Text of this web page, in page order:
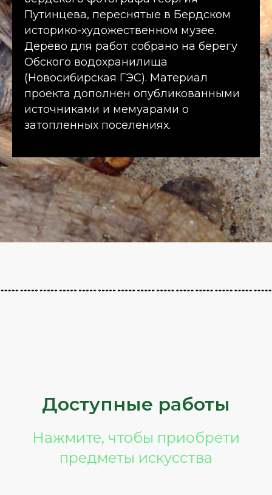
Путинцева, переснятые в Бердском
историко-художественном музее.
Дерево для работ собрано на берегу
Обского водохранилища
(Новосибирская ГЭС). Материал
проекта дополнен опубликованными
источниками и мемуарами о
затопленных поселениях.
Доступные работы
Нажмите, чтобы приобрети
предметы искусства